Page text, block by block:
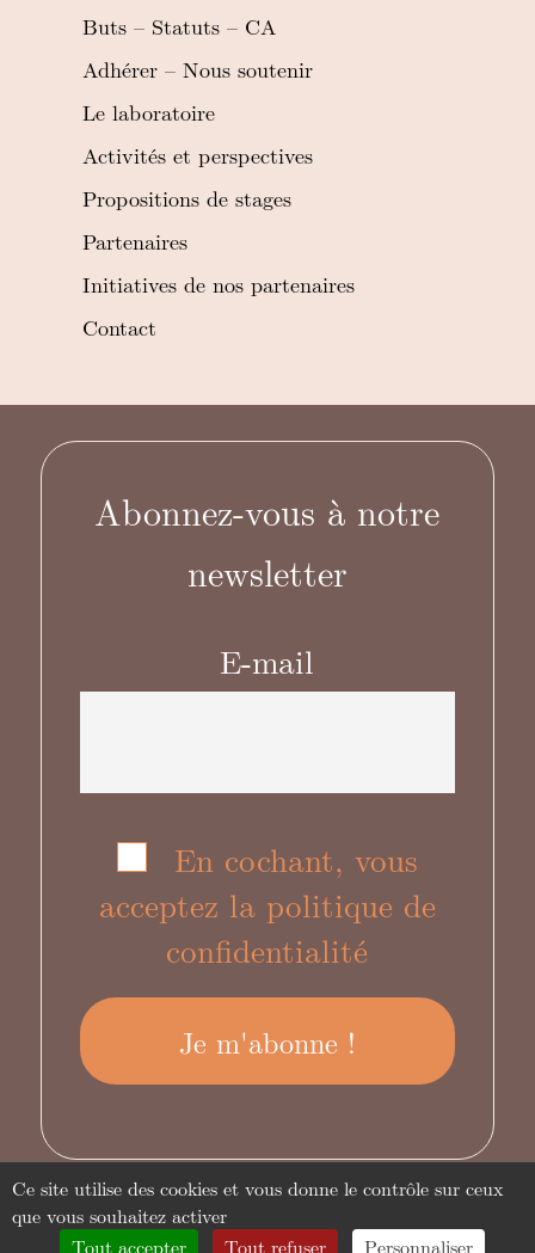
Buts – Statuts – CA
Adhérer – Nous soutenir
Le laboratoire
Activités et perspectives
Propositions de stages
Partenaires
Initiatives de nos partenaires
Contact
Abonnez-vous à notre
newsletter
E-mail
En cochant, vous
acceptez la politique de
confidentialité
Ce site utilise des cookies et vous donne le contrôle sur ceux
que vous souhaitez activer
Tout accepter
Tout refuser Personnaliser